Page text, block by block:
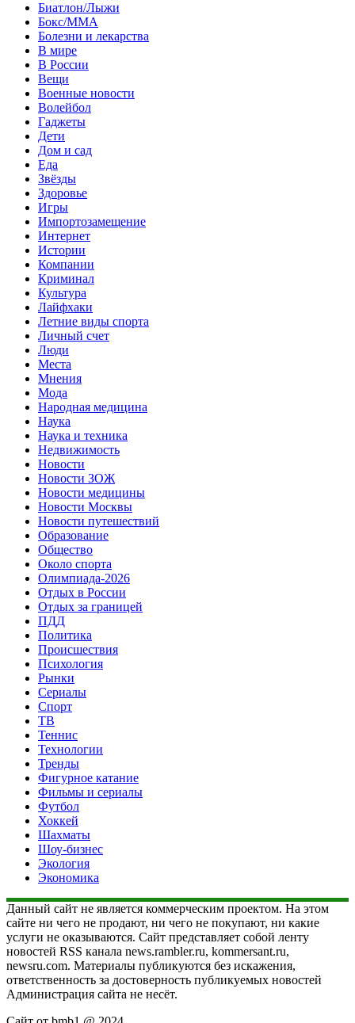
Биатлон/Лыжи
Бокс/MMA
Болезни и лекарства
В мире
В России
Вещи
Военные новости
Волейбол
Гаджеты
Дети
Дом и сад
Еда
Звёзды
Здоровье
Игры
Импортозамещение
Интернет
Истории
Компании
Криминал
Культура
Лайфхаки
Летние виды спорта
Личный счет
Люди
Места
Мнения
Мода
Народная медицина
Наука
Наука и техника
Недвижимость
Новости
Новости ЗОЖ
Новости медицины
Новости Москвы
Новости путешествий
Образование
Общество
Около спорта
Олимпиада-2026
Отдых в России
Отдых за границей
ПДД
Политика
Происшествия
Психология
Рынки
Сериалы
Спорт
ТВ
Теннис
Технологии
Тренды
Фигурное катание
Фильмы и сериалы
Футбол
Хоккей
Шахматы
Шоу-бизнес
Экология
Экономика
Данный сайт не является коммерческим проектом. На этом
сайте ни чего не продают, ни чего не покупают, ни какие
услуги не оказываются. Сайт представляет собой ленту
новостей RSS канала news.rambler.ru, kommersant.ru,
newsru.com. Материалы публикуются без искажения,
ответственность за достоверность публикуемых новостей
Администрация сайта не несёт.